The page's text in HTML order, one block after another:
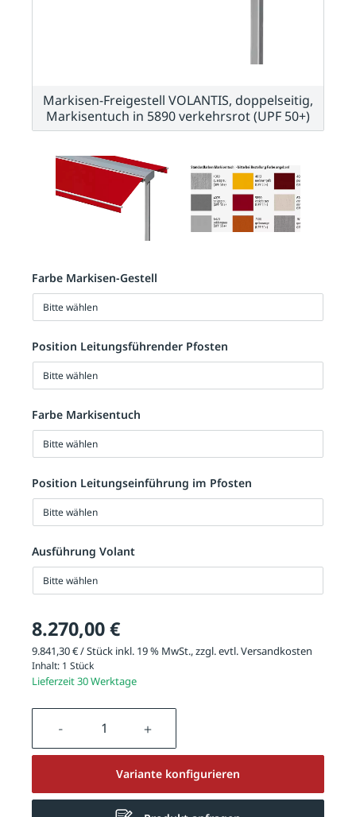
Farbe Markisen-Gestell
Bitte wählen
Position Leitungsführender Pfosten
Bitte wählen
Farbe Markisentuch
Bitte wählen
Position Leitungseinführung im Pfosten
Bitte wählen
Ausführung Volant
Bitte wählen
8.270,00 €
9.841,30 € / Stück inkl. 19 % MwSt., zzgl. evtl.Versandkosten
Inhalt: 1 Stück
Lieferzeit 30 Werktage
Produkt Anzahl: Gib den
Variante konfigurieren
Markisen-Freigestell VOLANTIS, doppelseitig,
Markisentuch in 5890 verkehrsrot (UPF 50+)